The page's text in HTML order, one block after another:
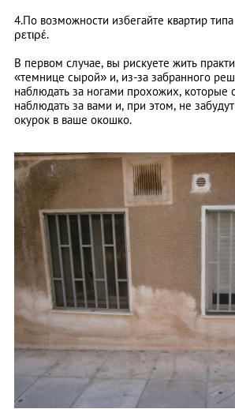
4.По возможности избегайте квартир типа
ρετιρέ.
В первом случае, вы рискуете жить
«темнице сырой» и, из-за забранного
наблюдать за ногами прохожих, которые
наблюдать за вами и, при этом, не
окурок в ваше окошко.